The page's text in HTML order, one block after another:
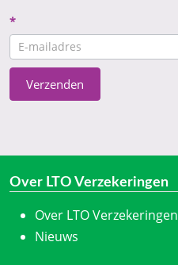
Nieuwsbrief
CTA
*
Verzenden
Over LTO Verzekeringen
Over LTO Verzekeringen
Nieuws